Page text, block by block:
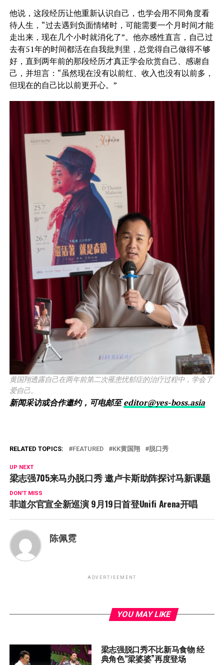
他说，这段经历让他重新认识自己，也学会用不同角度看
待人生，“过去遇到负面情绪时，可能需要一个月时间才能
走出来，现在几个小时就消化了”。他亦感性直言，自己过
去有51年的时间都活在自我批判里，总觉得自己做得不够
好，直到两年前的那段经历才真正学会欣赏自己、感谢自
己，并坦言：“虽然现在没有以前红、收入也没有以前多，
但现在的自己比以前更开心。”
黄国翔透露自己在两年前第二次罹患忧郁症的治疗过程中，学会了
爱自己。
新闻采访或合作邀约，可电邮至editor@yes-boss.asia
RELATED TOPICS: FEATURED KK黄国翔 脱口秀
UP NEXT
梁志强705来马办脱口秀 邀卢卡斯助阵探讨马新课题
DON'T MISS
菲道尔官宣全新巡演 9月19日首登Unifi Arena开唱
陈佩霓
ADVERTISEMENT
YOU MAY LIKE
梁志强脱口秀不比新马食物 经
典角色“梁婆婆”再度登场